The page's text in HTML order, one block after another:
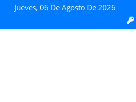
Jueves, 06 De Agosto De 2026